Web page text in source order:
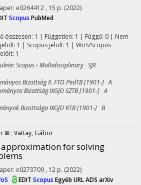
e0264412 , 15 p. (2022)
Scopus PubMed
összesen: 1 | Független: 1 | Függő: 0 | Nem
1 | Scopus jelölt: 1 | WoS/Scopus
1
Scopus - Multidisciplinary SJR
Bizottság II. FTO PedTB [1901-] A
Bizottság IXGJO SZTB [1901-] A
Bizottsága IXGJO RTB [1901-] B
✉ ; Vattay, Gábor
for solving
e0273709 , 12 p. (2022)
EDIT Scopus Egyéb URLADS arXiv